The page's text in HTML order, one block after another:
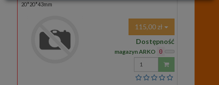
20*20*43mm
115,00 zł
Dostępność
magazyn ARKO 0
Wprowadź
ilość